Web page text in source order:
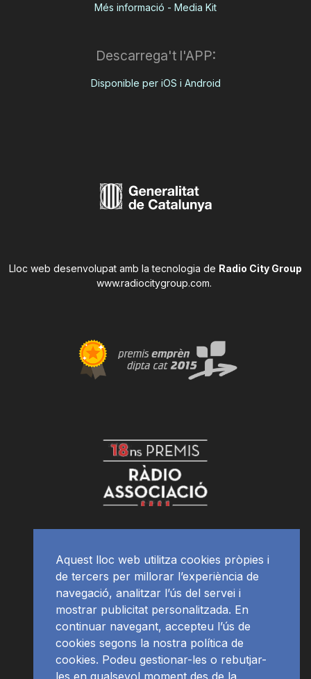
Més informació - Media Kit
Descarrega't l'APP:
Disponible per iOS i Android
Lloc web desenvolupat amb la tecnologia de Radio City Group
www.radiocitygroup.com.
Aquest lloc web utilitza cookies pròpies i
de tercers per millorar l’experiència de
navegació, analitzar l’ús del servei i
mostrar publicitat personalitzada. En
continuar navegant, accepteu l’ús de
cookies segons la nostra política de
cookies. Podeu gestionar-les o rebutjar-